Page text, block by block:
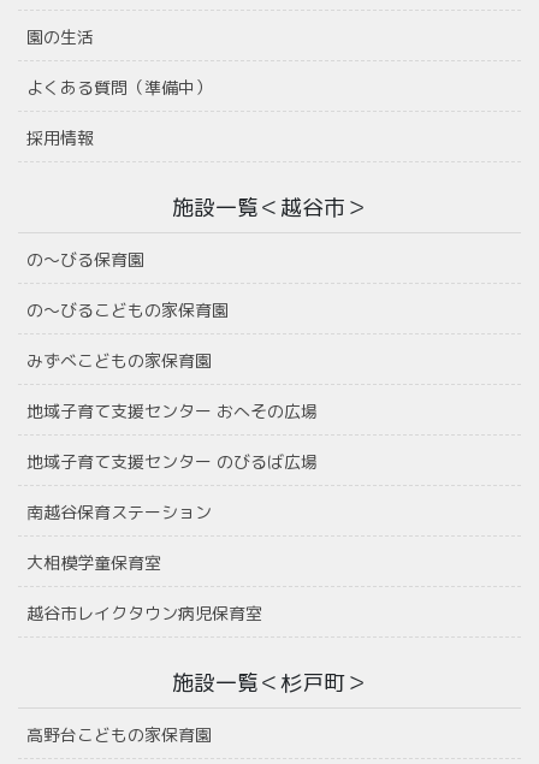
園の生活
よくある質問（準備中）
採用情報
施設一覧＜越谷市＞
の〜びる保育園
の〜びるこどもの家保育園
みずべこどもの家保育園
地域子育て支援センター おへその広場
地域子育て支援センター のびるば広場
南越谷保育ステーション
大相模学童保育室
越谷市レイクタウン病児保育室
施設一覧＜杉戸町＞
高野台こどもの家保育園